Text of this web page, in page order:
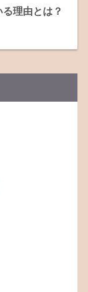
理由とは？